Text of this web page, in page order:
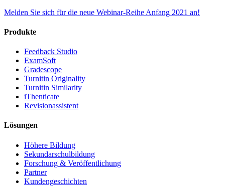
Melden Sie sich für die neue Webinar-Reihe Anfang 2021 an!
Produkte
Feedback Studio
ExamSoft
Gradescope
Turnitin Originality
Turnitin Similarity
iThenticate
Revisionassistent
Lösungen
Höhere Bildung
Sekundarschulbildung
Forschung & Veröffentlichung
Partner
Kundengeschichten